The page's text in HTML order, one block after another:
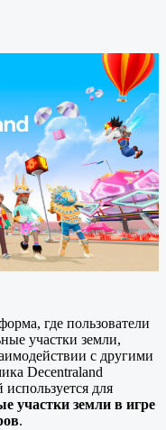
где пользователи
участки земли,
с другими
Decentraland
для
участки земли в игре
.